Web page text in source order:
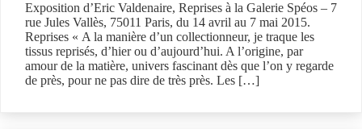
Exposition d’Eric Valdenaire, Reprises à la Galerie Spéos – 7
rue Jules Vallès, 75011 Paris, du 14 avril au 7 mai 2015.
Reprises « A la manière d’un collectionneur, je traque les
tissus reprisés, d’hier ou d’aujourd’hui. A l’origine, par
amour de la matière, univers fascinant dès que l’on y regarde
de près, pour ne pas dire de très près. Les […]